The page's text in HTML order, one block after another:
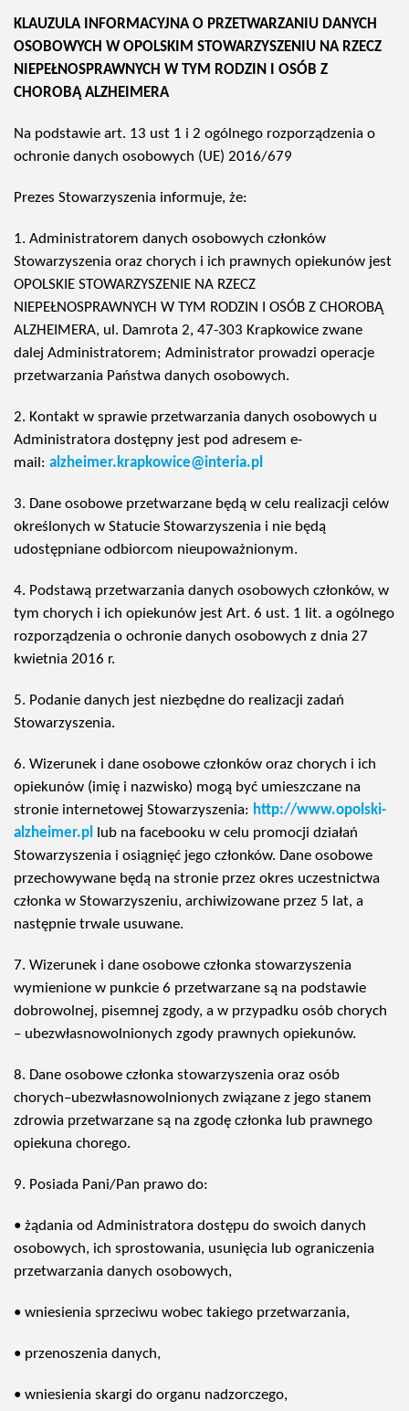
KLAUZULA INFORMACYJNAO PRZETWARZANIU DANYCH
OSOBOWYCH W OPOLSKIM STOWARZYSZENIU NA RZECZ
NIEPEŁNOSPRAWNYCH W TYM RODZIN I OSÓB Z
CHOROBĄ ALZHEIMERA
Na podstawie art. 13 ust 1 i 2 ogólnego rozporządzenia o
ochronie danych osobowych (UE) 2016/679
Prezes Stowarzyszenia informuje, że:
1. Administratorem danych osobowych członków
Stowarzyszenia oraz chorych i ich prawnych opiekunów jest
OPOLSKIE STOWARZYSZENIE NA RZECZ
NIEPEŁNOSPRAWNYCH W TYM RODZIN I OSÓB Z CHOROBĄ
ALZHEIMERA, ul. Damrota 2, 47-303 Krapkowice zwane
dalej Administratorem; Administrator prowadzi operacje
przetwarzania Państwa danych osobowych.
2. Kontakt w sprawie przetwarzania danych osobowych u
Administratora dostępny jest pod adresem e-
mail: alzheimer.krapkowice@interia.pl
3. Dane osobowe przetwarzane będą w celu realizacji celów
określonych w Statucie Stowarzyszenia i nie będą
udostępniane odbiorcom nieupoważnionym.
4. Podstawą przetwarzania danych osobowych członków, w
tym chorych i ich opiekunów jest Art. 6 ust. 1 lit. a ogólnego
rozporządzenia o ochronie danych osobowych z dnia 27
kwietnia 2016 r.
5. Podanie danych jest niezbędne do realizacji zadań
Stowarzyszenia.
6. Wizerunek i dane osobowe członków oraz chorych i ich
opiekunów (imię i nazwisko) mogą być umieszczane na
stronie internetowej Stowarzyszenia: http://www.opolski-
alzheimer.pl
lub na facebooku w celu promocji działań
Stowarzyszenia i osiągnięć jego członków. Dane osobowe
przechowywane będą na stronie przez okres uczestnictwa
członka w Stowarzyszeniu, archiwizowane przez 5 lat, a
następnie trwale usuwane.
7. Wizerunek i dane osobowe członka stowarzyszenia
wymienione w punkcie 6 przetwarzane są na podstawie
dobrowolnej, pisemnej zgody, a w przypadku osób chorych
– ubezwłasnowolnionych zgody prawnych opiekunów.
8. Dane osobowe członka stowarzyszenia oraz osób
chorych–ubezwłasnowolnionych związane z jego stanem
zdrowia przetwarzane są na zgodę członka lub prawnego
opiekuna chorego.
9. Posiada Pani/Pan prawo do:
• żądania od Administratora dostępu do swoich danych
osobowych, ich sprostowania, usunięcia lub ograniczenia
przetwarzania danych osobowych,
• wniesienia sprzeciwu wobec takiego przetwarzania,
• przenoszenia danych,
• wniesienia skargi do organu nadzorczego,